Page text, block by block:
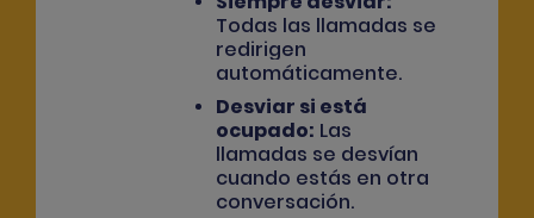
Todas las llamadas se
redirigen
automáticamente.
Desviar si está
ocupado: Las
llamadas se desvían
cuando estás en otra
conversación.